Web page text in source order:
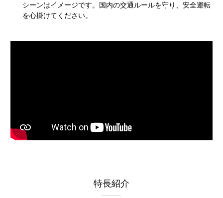
シーンはイメージです。国内の交通ルールを守り、安全運転
を心掛けてください。
特長紹介